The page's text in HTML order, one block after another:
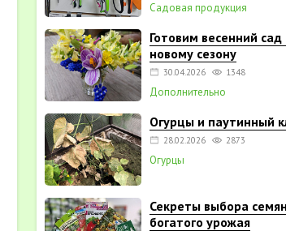
Садовая продукция
Готовим весенний сад
новому сезону
30.04.2026 1348
Дополнительно
Огурцы и паутинный
28.02.2026 2873
Огурцы
Секреты выбора
богатого урожая